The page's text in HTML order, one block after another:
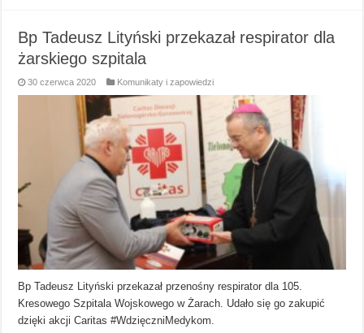
Bp Tadeusz Lityński przekazał respirator dla
żarskiego szpitala
30 czerwca 2020 Komunikaty i zapowiedzi
Bp Tadeusz Lityński przekazał przenośny respirator dla 105.
Kresowego Szpitala Wojskowego w Żarach. Udało się go zakupić
dzięki akcji Caritas #WdzięczniMedykom.